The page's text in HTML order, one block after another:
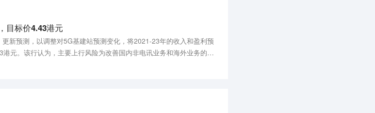
目标价4.43港元
新预测，以调整对5G基建站预测变化，将2021-23年的收入和盈利预
元。该行认为，主要上行风险为改善国内非电讯业务和海外业务的利
浪财经）